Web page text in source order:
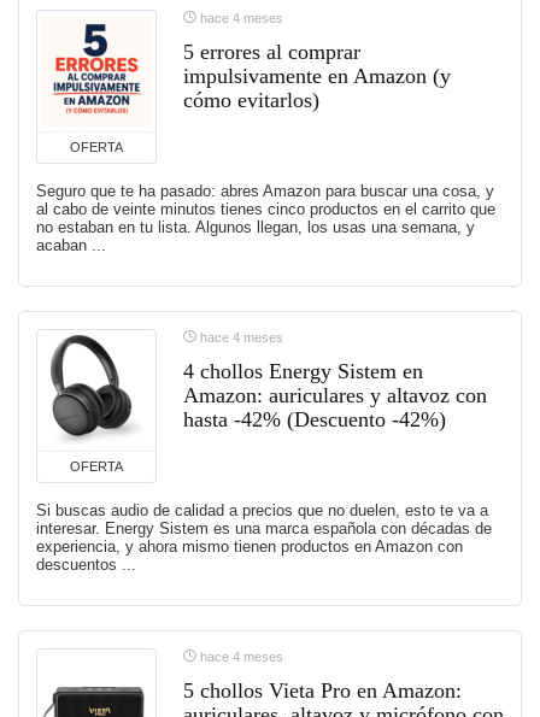
OFERTA
hace 4 meses
5 errores al comprar
impulsivamente en Amazon (y
cómo evitarlos)
Seguro que te ha pasado: abres Amazon para buscar una cosa, y
al cabo de veinte minutos tienes cinco productos en el carrito que
no estaban en tu lista. Algunos llegan, los usas una semana, y
acaban ...
OFERTA
hace 4 meses
4 chollos Energy Sistem en
Amazon: auriculares y altavoz con
hasta -42% (Descuento -42%)
Si buscas audio de calidad a precios que no duelen, esto te va a
interesar. Energy Sistem es una marca española con décadas de
experiencia, y ahora mismo tienen productos en Amazon con
descuentos ...
hace 4 meses
5 chollos Vieta Pro en Amazon: